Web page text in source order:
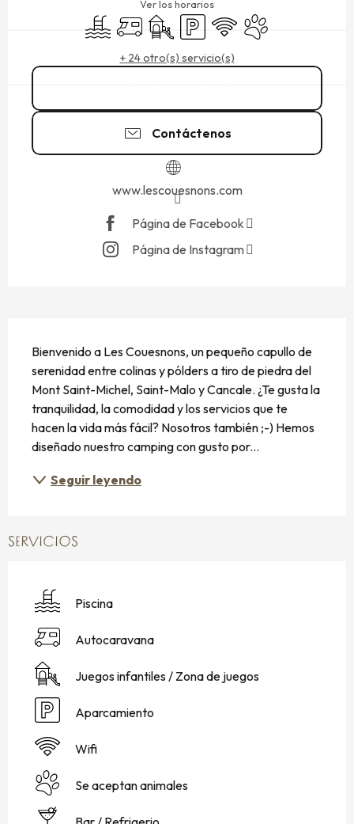
Ver los horarios
PiscinaAutocaravana
Juegos infantiles / Zona de juegos
Aparcamiento
Wifi Se aceptan animales
+ 24 otro(s) servicio(s)
Contáctenos
www.lescouesnons.com
Página de Facebook
Página de Instagram
Bienvenido a Les Couesnons, un pequeño capullo de
serenidad entre colinas y pólders a tiro de piedra del
Mont Saint-Michel, Saint-Malo y Cancale. ¿Te gusta la
tranquilidad, la comodidad y los servicios que te
hacen la vida más fácil? Nosotros también ;-) Hemos
diseñado nuestro camping con gusto por...
Seguir leyendo
SERVICIOS
Piscina
Autocaravana
Juegos infantiles / Zona de juegos
Aparcamiento
Wifi
Se aceptan animales